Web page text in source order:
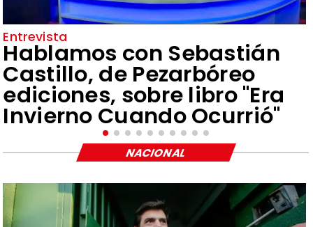
Entrevista
Hablamos con Sebastián
Castillo, de Pezarbóreo
ediciones, sobre libro "Era
Invierno Cuando Ocurrió"
NACIONAL